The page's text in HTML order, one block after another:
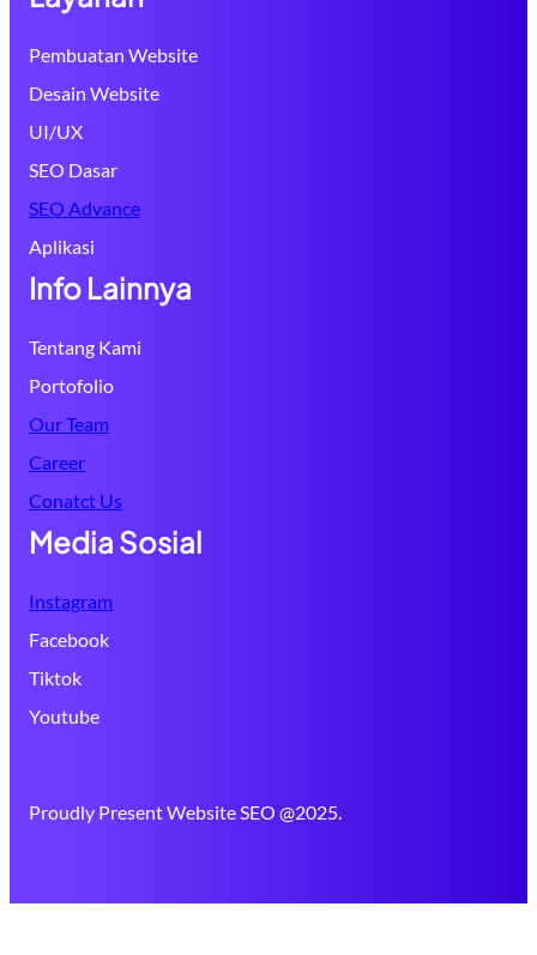
Pembuatan Website
Desain Website
UI/UX
SEO Dasar
SEO Advance
Aplikasi
Info Lainnya
Tentang Kami
Portofolio
Our Team
Career
Conatct Us
Media Sosial
Instagram
Facebook
Tiktok
Youtube
Proudly Present Website SEO @2025.